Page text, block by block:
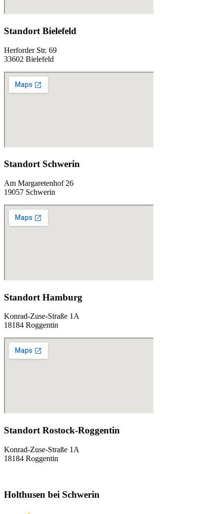
Standort Bielefeld
Herforder Str. 69
33602 Bielefeld
Standort Schwerin
Am Margaretenhof 26
19057 Schwerin
Standort Hamburg
Konrad-Zuse-Straße 1A
18184 Roggentin
Standort Rostock-Roggentin
Konrad-Zuse-Straße 1A
18184 Roggentin
Holthusen bei Schwerin